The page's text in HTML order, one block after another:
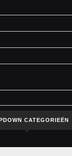
CATEGORIEËN